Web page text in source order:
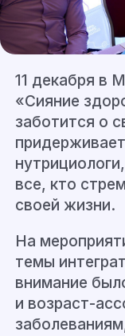
11 декабря в
«Сияние
заботится о
все, кто
своей жизни.
На
темы
внимание
и возраст-